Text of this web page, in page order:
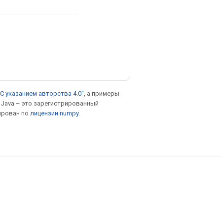
указанием авторства 4.0" , а примеры
. Java – это зарегистрированный
по лицензии numpy.